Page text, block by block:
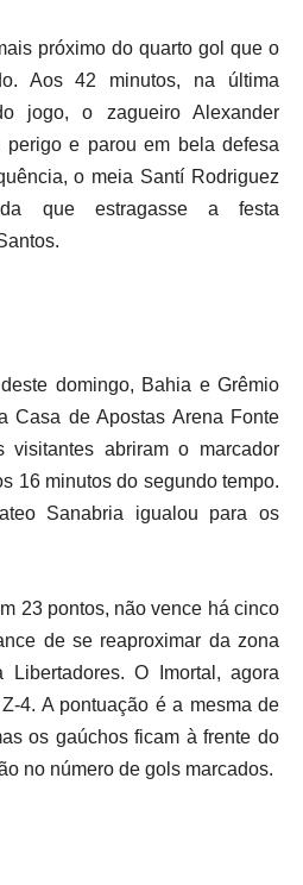
próximo do quarto gol que o
Aos 42 minutos, na última
jogo, o zagueiro Alexander
perigo e parou em bela defesa
o meia Santí Rodriguez
que estragasse a festa
domingo, Bahia e Grêmio
Casa de Apostas Arena Fonte
visitantes abriram o marcador
16 minutos do segundo tempo.
Sanabria igualou para os
23 pontos, não vence há cinco
de se reaproximar da zona
O Imortal, agora
4. A pontuação é a mesma de
os gaúchos ficam à frente do
no número de gols marcados.